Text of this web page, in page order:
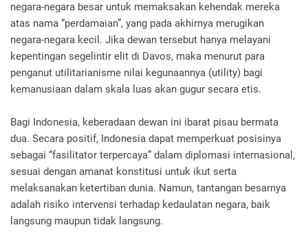
negara-negara besar untuk memaksakan kehendak mereka
atas nama “perdamaian”, yang pada akhirnya merugikan
negara-negara kecil. Jika dewan tersebut hanya melayani
kepentingan segelintir elit di Davos, maka menurut para
penganut utilitarianisme nilai kegunaannya (utility) bagi
kemanusiaan dalam skala luas akan gugur secara etis.
Bagi Indonesia, keberadaan dewan ini ibarat pisau bermata
dua. Secara positif, Indonesia dapat memperkuat posisinya
sebagai “fasilitator terpercaya” dalam diplomasi internasional,
sesuai dengan amanat konstitusi untuk ikut serta
melaksanakan ketertiban dunia. Namun, tantangan besarnya
adalah risiko intervensi terhadap kedaulatan negara, baik
langsung maupun tidak langsung.